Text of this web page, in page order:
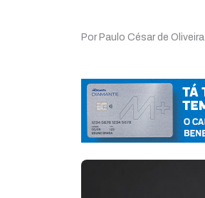
Por Paulo César de Oliveira